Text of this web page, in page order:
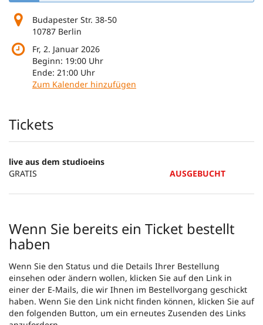
Budapester Str. 38-50
10787 Berlin
Fr, 2. Januar 2026
Beginn: 19:00 Uhr
Ende: 21:00 Uhr
Zum Kalender hinzufügen
Produkte
Tickets
live aus dem studioeins
GRATIS
AUSGEBUCHT
Wenn Sie bereits ein Ticket bestellt
haben
Wenn Sie den Status und die Details Ihrer Bestellung
einsehen oder ändern wollen, klicken Sie auf den Link in
einer der E-Mails, die wir Ihnen im Bestellvorgang geschickt
haben. Wenn Sie den Link nicht finden können, klicken Sie auf
den folgenden Button, um ein erneutes Zusenden des Links